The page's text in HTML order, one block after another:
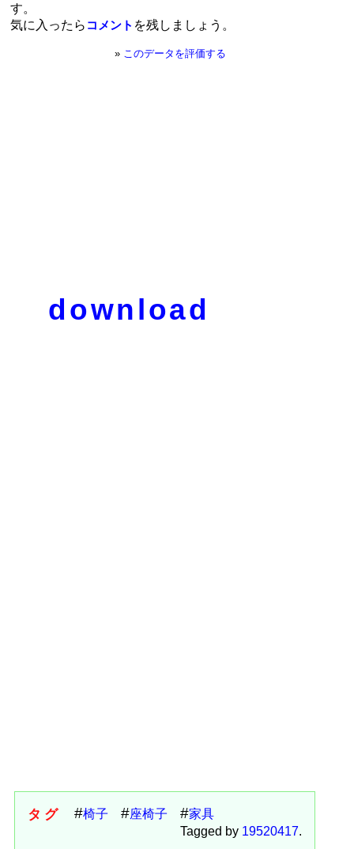
す。
気に入ったら コメント を残しましょう。
» このデータを評価する
download
タグ 椅子 座椅子
家具
Tagged by 19520417.